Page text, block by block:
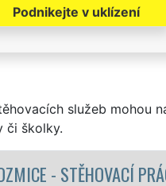
Podnikejte v uklízení
služeb mohou
či školky.